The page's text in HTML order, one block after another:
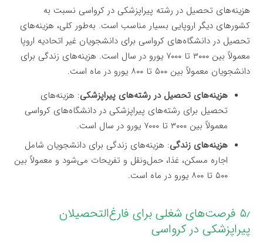
هزینه‌های تحصیل در رشته پیراپزشکی در کرواسی نسبت به
کشورهای دیگر اروپایی بسیار مناسب است. به‌طور کلی، هزینه‌های
تحصیل در دانشگاه‌های کرواسی برای دانشجویان غیر اتحادیه اروپا
معمولاً بین ۳۰۰۰ تا ۷۰۰۰ یورو در سال است. هزینه‌های زندگی برای
دانشجویان معمولاً بین ۵۰۰ تا ۸۰۰ یورو در ماه است.
هزینه‌های تحصیل در رشته‌های پیراپزشکی: هزینه‌های
تحصیل برای رشته‌های پیراپزشکی در دانشگاه‌های کرواسی
معمولاً بین ۳۰۰۰ تا ۷۰۰۰ یورو در سال است.
هزینه‌های زندگی: هزینه‌های زندگی برای دانشجویان شامل
اجاره مسکن، غذا، حمل‌ونقل و تفریحات می‌شود و معمولاً بین
۵۰۰ تا ۸۰۰ یورو در ماه است.
۵٫ فرصت‌های شغلی برای فارغ‌التحصیلان
پیراپزشکی در کرواسی